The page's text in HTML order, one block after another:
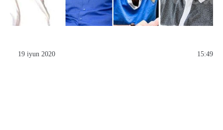
19 iyun 2020 15:49